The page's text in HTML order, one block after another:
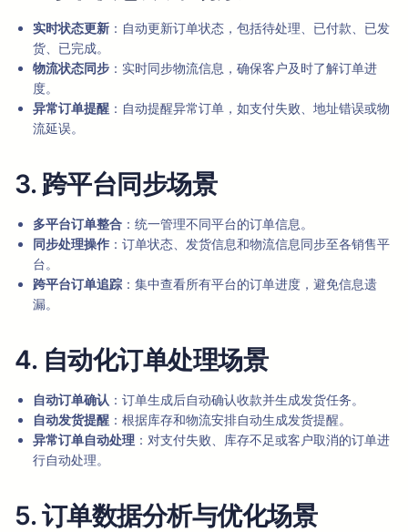
实时状态更新 ：自动更新订单状态，包括待处理、已付款、已发
货、已完成。
物流状态同步 ：实时同步物流信息，确保客户及时了解订单进
度。
异常订单提醒 ：自动提醒异常订单，如支付失败、地址错误或物
流延误。
3. 跨平台同步场景
多平台订单整合 ：统一管理不同平台的订单信息。
同步处理操作 ：订单状态、发货信息和物流信息同步至各销售平
台。
跨平台订单追踪 ：集中查看所有平台的订单进度，避免信息遗
漏。
4. 自动化订单处理场景
自动订单确认 ：订单生成后自动确认收款并生成发货任务。
自动发货提醒 ：根据库存和物流安排自动生成发货提醒。
异常订单自动处理 ：对支付失败、库存不足或客户取消的订单进
行自动处理。
5. 订单数据分析与优化场景